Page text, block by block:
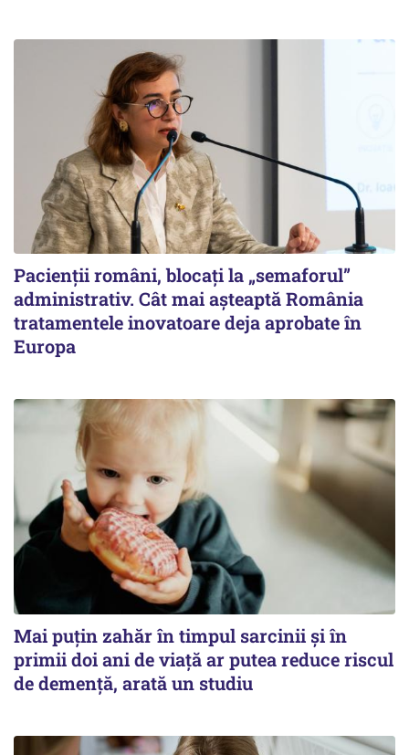
Pacienții români, blocați la „semaforul”
administrativ. Cât mai așteaptă România
tratamentele inovatoare deja aprobate în
Europa
Mai puțin zahăr în timpul sarcinii și în
primii doi ani de viață ar putea reduce riscul
de demență, arată un studiu